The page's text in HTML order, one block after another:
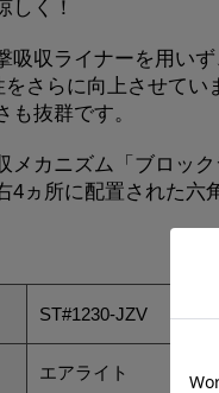
しく！
吸収ライナーを用い
さらに向上させて
抜群です。
メカニズム「ブロック
4ヵ所に配置された
ST#1230-JZV
エアライト